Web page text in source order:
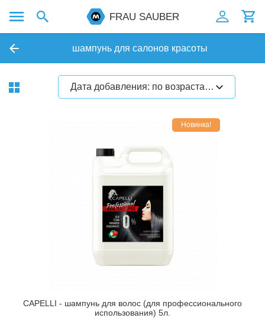
FRAU SAUBER
шампунь для салонов красоты
Дата добавления: по возрастанию
Новинка!
CAPELLI - шампунь для волос (для профессионального
использования) 5л.